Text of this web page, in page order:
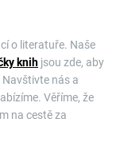
o literatuře. Naše
knih jsou zde, aby
nás a
Věříme, že
na cestě za